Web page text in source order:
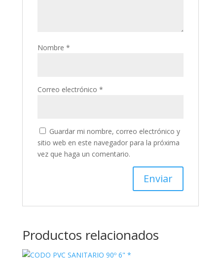
Nombre *
Correo electrónico *
Guardar mi nombre, correo electrónico y
sitio web en este navegador para la próxima
vez que haga un comentario.
Productos relacionados